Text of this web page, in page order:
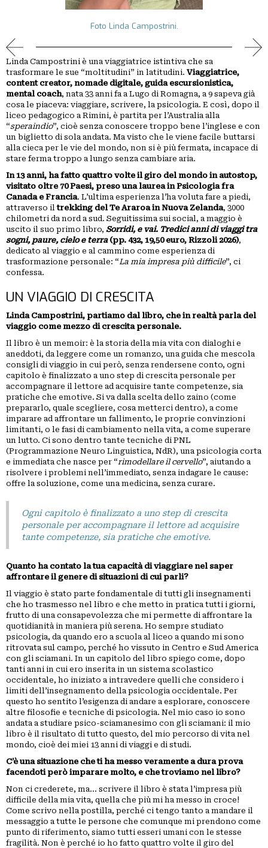
PUBBLIREDAZIONALI
PICCOLI
ANNUNCI
Foto Linda Campostrini.
Linda Campostrini è una viaggiatrice istintiva che sa
trasformare le sue “moltitudini” in latitudini. Viaggiatrice,
content creator, nomade digitale, guida escursionistica,
mental coach, nata 33 anni fa a Lugo di Romagna, a 9 sapeva già
cosa le piaceva: viaggiare, scrivere, la psicologia. E così, dopo il
liceo pedagogico a Rimini, è partita per l’Australia alla
“speraindio”, cioè senza conoscere troppo bene l’inglese e con
un biglietto di sola andata. Ma visto che le viene facile buttarsi
alla cieca per le vie del mondo, non si è più fermata, incapace di
stare ferma troppo a lungo senza cambiare aria.
In 13 anni, ha fatto quattro volte il giro del mondo in autostop,
visitato oltre 70 Paesi, preso una laurea in Psicologia fra
Canada e Francia. L’ultima esperienza l’ha voluta fare a piedi,
attraverso iltrekking del Te Araroa in Nuova Zelanda, 3000
chilometri da nord a sud. Seguitissima sui social, a maggio è
uscito il suo primo libro, Sorridi, e vai. Tredici anni di viaggi tra
sogni, paure, cielo e terra(pp. 432, 19,50 euro, Rizzoli 2026),
dedicato al viaggio e al cammino come esperienza di
trasformazione personale: “La mia impresa più difficile”, ci
confessa.
UN VIAGGIO DI CRESCITA
Linda Campostrini, partiamo dal libro, che in realtà parla del
viaggio come mezzo di crescita personale.
Il libro è un memoir: è la storia della mia vita con dialoghi e
aneddoti, da leggere come un romanzo, una guida che mescola
consigli di viaggio in cui però, senza rendersene conto, ogni
capitolo è finalizzato a uno step di crescita personale per
accompagnare il lettore ad acquisire tante competenze, sia
pratiche che emotive. Si va dalla scelta dello zaino (come
prepararlo, quale scegliere, cosa metterci dentro), a come
imparare ad affrontare un fallimento, le proprie convinzioni
limitanti, o le fasi di cambiamento nella vita, a come superare
un lutto. Ci sono dentro tante tecniche di PNL
(Programmazione Neuro Linguistica, NdR), una psicologia corta
e immediata che nasce per “rimodellare il cervello”, aiutando a
risolvere i problemi nell’immediato, senza indagare le cause:
offre la soluzione, come una medicina, senza curare.
Ogni capitolo è finalizzato a uno step di crescita
personale per accompagnare il lettore ad acquisire
tante competenze, sia pratiche che emotive.
Quanto ha contato la tua capacità di viaggiare nel saper
affrontare il genere di situazioni di cui parli?
Il viaggio è stato parte fondamentale di tutti gli insegnamenti
che ho trasmesso nel libro e che metto in pratica tutti i giorni,
frutto di una consapevolezza che mi permette di affrontare la
quotidianità in maniera più serena. Ho sempre studiato
psicologia, da quando ero a scuola al liceo a quando mi sono
ritrovata sul campo, perché ho vissuto in Centro e Sud America
con gli sciamani. In un capitolo del libro spiego come, dopo
tanti anni in cui ero inserita in un sistema scolastico
occidentale, ho iniziato a intravedere quelli che considero i
limiti dell’insegnamento della psicologia occidentale. Per
questo ho sentito l’esigenza di andare a esplorare, conoscere
altre filosofie e tecniche di psicologia. Nel mio caso io sono
andata a studiare psico-sciamanesimo con gli sciamani: il mio
libro è il risultato di tutto questo, del mio percorso di vita nel
mondo, cioè dei miei 13 anni di viaggi e di studi.
C’è una situazione che ti ha messo veramente a dura prova
facendoti però imparare molto, e che troviamo nel libro?
Non ci crederete, ma… scrivere il libro è stata l’impresa più
difficile della mia vita, quella che più mi ha messo in croce!
Come scrivo nella postilla, perché ci tengo tanto a mandare il
messaggio a tutte le persone che comunque mi prendono come
punto di riferimento, siamo tutti esseri umani con le stesse
fragilità. Non è perché io ho fatto quattro volte il giro del